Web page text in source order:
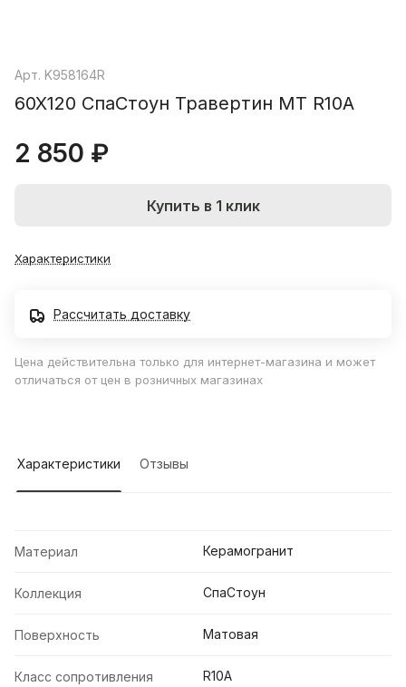
Арт. K958164R
60X120 СпаСтоун Травертин МТ R10A
2 850 ₽
Купить в 1 клик
Характеристики
Рассчитать доставку
Цена действительна только для интернет-магазина и может
отличаться от цен в розничных магазинах
Характеристики Отзывы
Материал Керамогранит
Коллекция СпаСтоун
Поверхность Матовая
Класс сопротивления
R10A